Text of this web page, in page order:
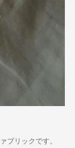
ブリックです。